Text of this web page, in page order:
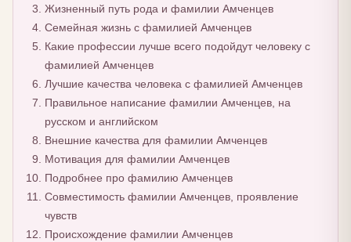
Жизненный путь рода и фамилии Амченцев
Семейная жизнь с фамилией Амченцев
Какие профессии лучше всего подойдут человеку с
фамилией Амченцев
Лучшие качества человека с фамилией Амченцев
Правильное написание фамилии Амченцев, на
русском и английском
Внешние качества для фамилии Амченцев
Мотивация для фамилии Амченцев
Подробнее про фамилию Амченцев
Совместимость фамилии Амченцев, проявление
чувств
Происхождение фамилии Амченцев